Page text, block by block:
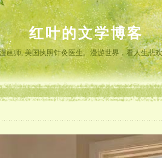
红叶的文学博客
画师, 美国执照针灸医生。漫游世界，看人生悲